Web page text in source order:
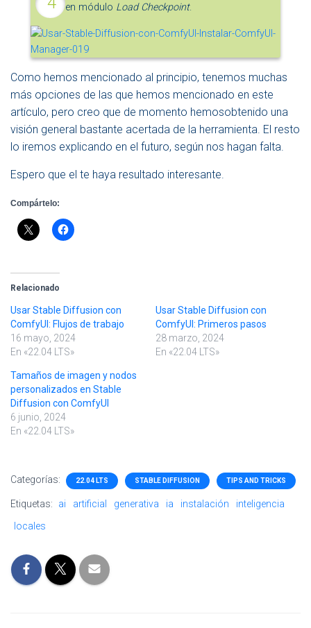
en módulo Load Checkpoint.
Como hemos mencionado al principio, tenemos muchas
más opciones de las que hemos mencionado en este
artículo, pero creo que de momento hemosobtenido una
visión general bastante acertada de la herramienta. El resto
lo iremos explicando en el futuro, según nos hagan falta.
Espero que el te haya resultado interesante.
Compártelo:
Relacionado
Usar Stable Diffusion con
ComfyUI: Flujos de trabajo
16 mayo, 2024
En «22.04 LTS»
Usar Stable Diffusion con
ComfyUI: Primeros pasos
28 marzo, 2024
En «22.04 LTS»
Tamaños de imagen y nodos
personalizados en Stable
Diffusion con ComfyUI
6 junio, 2024
En «22.04 LTS»
Categorías: 22.04 LTS STABLE DIFFUSION TIPS AND TRICKS
Etiquetas: ai artificial generativa ia instalación
inteligencia
locales